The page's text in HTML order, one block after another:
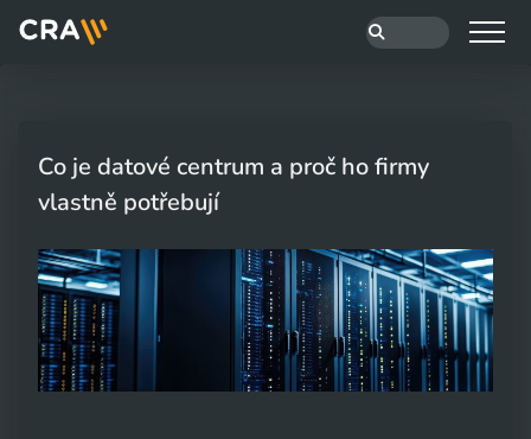
Co je datové centrum a proč ho firmy
vlastně potřebují